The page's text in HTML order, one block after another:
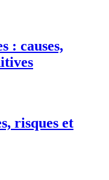
: causes,
risques et